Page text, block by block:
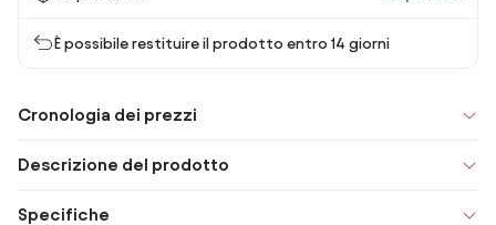
È possibile restituire il prodotto entro 14 giorni
Cronologia dei prezzi
Descrizione del prodotto
Specifiche